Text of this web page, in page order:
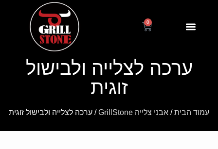
0
ערכה לצלייה ולבישול
זוגית
עמוד הבית/ אבני צלייה GrillStone / ערכה לצלייה ולבישול זוגית